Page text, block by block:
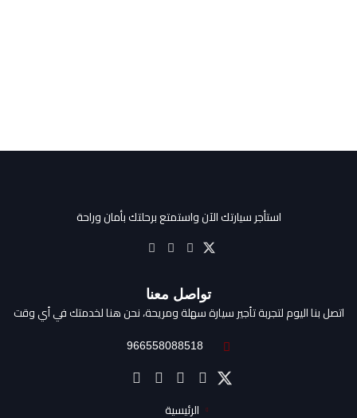
استأجر سيارتك الآن واستمتع برحلتك بأمان وراحة
تواصل معنا
اتصل بنا اليوم لتجربة تأجير سيارة سهلة ومريحة، نحن هنا لخدمتك في أي وقت
966558088518⁩
الرئيسية